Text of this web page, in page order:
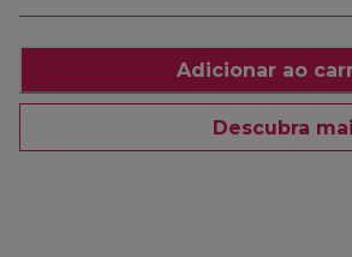
Adicionar ao
Descubra